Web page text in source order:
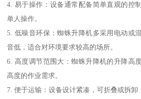
4. 易于操作：设备通常配备简单直观的控
单人操作。
5. 低噪音环保：蜘蛛升降机多采用电动或
音低，适合对环境要求较高的场所。
6. 高度调节范围大：蜘蛛升降机的升降高
高度的作业需求。
7. 便于运输：设备设计紧凑，可折叠或拆卸